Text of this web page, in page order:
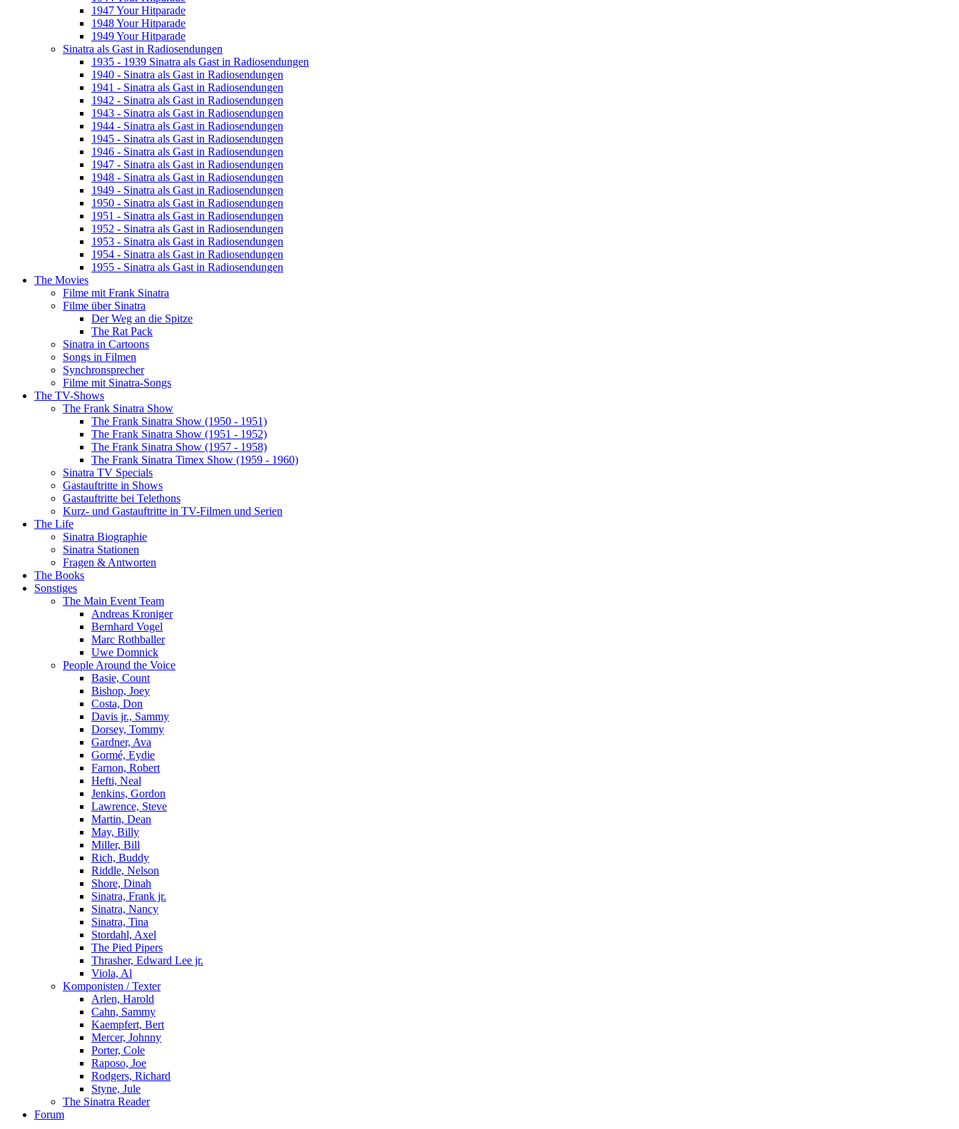
1947 Your Hitparade
1948 Your Hitparade
1949 Your Hitparade
Sinatra als Gast in Radiosendungen
1935 - 1939 Sinatra als Gast in Radiosendungen
1940 - Sinatra als Gast in Radiosendungen
1941 - Sinatra als Gast in Radiosendungen
1942 - Sinatra als Gast in Radiosendungen
1943 - Sinatra als Gast in Radiosendungen
1944 - Sinatra als Gast in Radiosendungen
1945 - Sinatra als Gast in Radiosendungen
1946 - Sinatra als Gast in Radiosendungen
1947 - Sinatra als Gast in Radiosendungen
1948 - Sinatra als Gast in Radiosendungen
1949 - Sinatra als Gast in Radiosendungen
1950 - Sinatra als Gast in Radiosendungen
1951 - Sinatra als Gast in Radiosendungen
1952 - Sinatra als Gast in Radiosendungen
1953 - Sinatra als Gast in Radiosendungen
1954 - Sinatra als Gast in Radiosendungen
1955 - Sinatra als Gast in Radiosendungen
The Movies
Filme mit Frank Sinatra
Filme über Sinatra
Der Weg an die Spitze
The Rat Pack
Sinatra in Cartoons
Songs in Filmen
Synchronsprecher
Filme mit Sinatra-Songs
The TV-Shows
The Frank Sinatra Show
The Frank Sinatra Show (1950 - 1951)
The Frank Sinatra Show (1951 - 1952)
The Frank Sinatra Show (1957 - 1958)
The Frank Sinatra Timex Show (1959 - 1960)
Sinatra TV Specials
Gastauftritte in Shows
Gastauftritte bei Telethons
Kurz- und Gastauftritte in TV-Filmen und Serien
The Life
Sinatra Biographie
Sinatra Stationen
Fragen & Antworten
The Books
Sonstiges
The Main Event Team
Andreas Kroniger
Bernhard Vogel
Marc Rothballer
Uwe Domnick
People Around the Voice
Basie, Count
Bishop, Joey
Costa, Don
Davis jr., Sammy
Dorsey, Tommy
Gardner, Ava
Gormé, Eydie
Farnon, Robert
Hefti, Neal
Jenkins, Gordon
Lawrence, Steve
Martin, Dean
May, Billy
Miller, Bill
Rich, Buddy
Riddle, Nelson
Shore, Dinah
Sinatra, Frank jr.
Sinatra, Nancy
Sinatra, Tina
Stordahl, Axel
The Pied Pipers
Thrasher, Edward Lee jr.
Viola, Al
Komponisten / Texter
Arlen, Harold
Cahn, Sammy
Kaempfert, Bert
Mercer, Johnny
Porter, Cole
Raposo, Joe
Rodgers, Richard
Styne, Jule
The Sinatra Reader
Forum